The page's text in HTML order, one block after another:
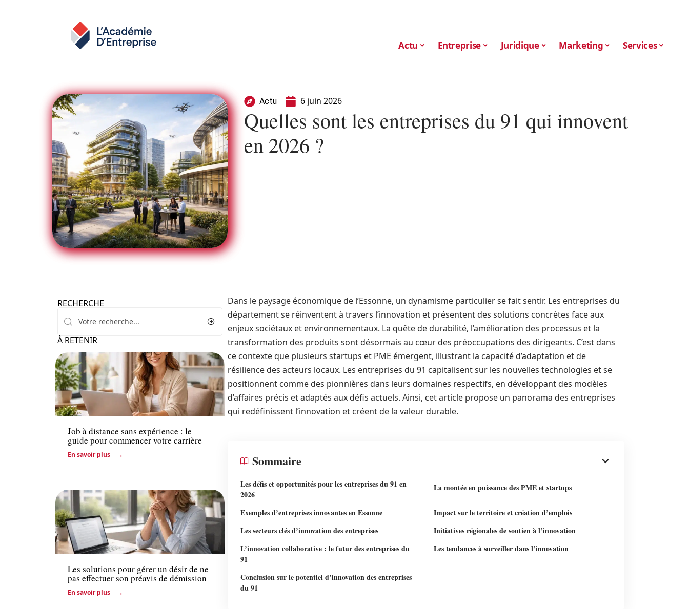
Actu Entreprise Juridique Marketing Services
Actu 6 juin 2026
Quelles sont les entreprises du 91 qui innovent
en 2026 ?
RECHERCHE
À RETENIR
Entreprise
Job à distance sans expérience : le
guide pour commencer votre carrière
En savoir plus
Entreprise
Les solutions pour gérer un désir de ne
pas effectuer son préavis de démission
En savoir plus
Dans le paysage économique de l’Essonne, un dynamisme particulier se fait sentir. Les entreprises du
département se réinventent à travers l’innovation et présentent des solutions concrètes face aux
enjeux sociétaux et environnementaux. La quête de durabilité, l’amélioration des processus et la
transformation des produits sont désormais au cœur des préoccupations des dirigeants. C’est dans
ce contexte que plusieurs startups et PME émergent, illustrant la capacité d’adaptation et de
résilience des acteurs locaux. Les entreprises du 91 capitalisent sur les nouvelles technologies et se
positionnent comme des pionnières dans leurs domaines respectifs, en développant des modèles
d’affaires précis et adaptés aux défis actuels. Ainsi, cet article propose un panorama des entreprises
qui redéfinissent l’innovation et créent de la valeur durable.
Sommaire
Les défis et opportunités pour les entreprises du 91 en
2026
La montée en puissance des PME et startups
Exemples d’entreprises innovantes en Essonne
Impact sur le territoire et création d’emplois
Les secteurs clés d’innovation des entreprises
Initiatives régionales de soutien à l’innovation
L’innovation collaborative : le futur des entreprises du
91
Les tendances à surveiller dans l’innovation
Conclusion sur le potentiel d’innovation des entreprises
du 91